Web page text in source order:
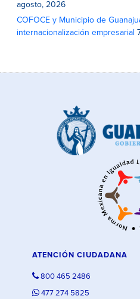
agosto, 2026
COFOCE y Municipio de
internacionalización empresarial
ATENCIÓN CIUDADANA
800 465 2486
477 274 5825